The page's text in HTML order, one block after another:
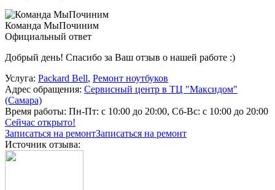
Команда МыПочиним
Официальный ответ
Добрый день! Спасибо за Ваш отзыв о нашей работе :)
Услуга: Packard Bell, Ремонт ноутбуков
Адрес обращения: Сервисный центр в ТЦ "Максидом"
(Самара)
Время работы: Пн-Пт: с 10:00 до 20:00, Сб-Вс: с 10:00 до 20:00
Сейчас открыто!
Записаться на ремонтЗаписаться на ремонт
Источник отзыва: